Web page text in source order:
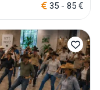
35 - 85 €